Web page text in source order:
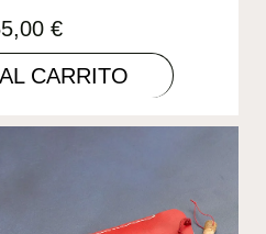
€
CARRITO